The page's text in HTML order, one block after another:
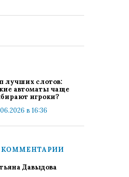
лучших слотов:
автоматы чаще
игроки?
в 16:36
Давыдова